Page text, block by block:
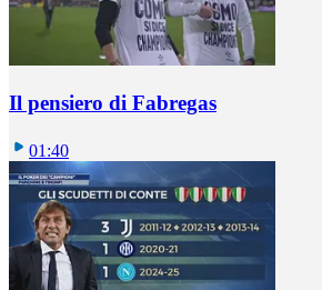
Il pensiero di Fabregas
01:40